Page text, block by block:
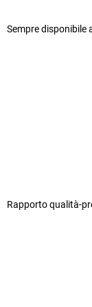
Sempre disponibile
Rapporto qualità-